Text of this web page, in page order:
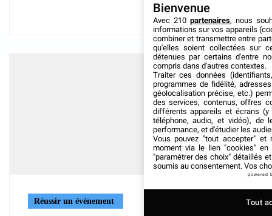
Réussir un événement
Bienvenue
Avec 210 partenaires, nous
informations sur vos appareils
combiner et transmettre entre
qu'elles soient collectées sur
détenues par certains d'entre
compris dans d'autres contextes.
Traiter ces données
programmes de fidélité,
géolocalisation précise, etc.)
des services, contenus, offres
différents appareils et écrans (y
téléphone, audio, et vidéo), de
performance, et d'étudier les
Vous pouvez "tout accepter" et
moment via le lien "cookies" en
"paramétrer des choix" détaillés
soumis au consentement. Vos
powered
Tout